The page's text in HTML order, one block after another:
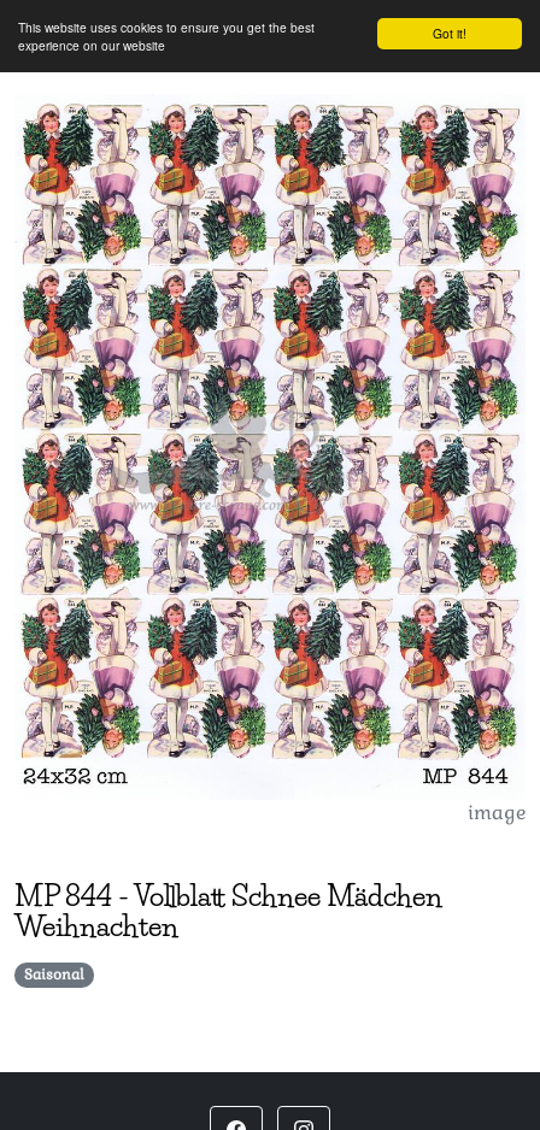
Got it!
This website uses cookies to ensure you get the best
experience on our website
image
MP844 -Vollblatt Schnee Mädchen
Weihnachten
Saisonal